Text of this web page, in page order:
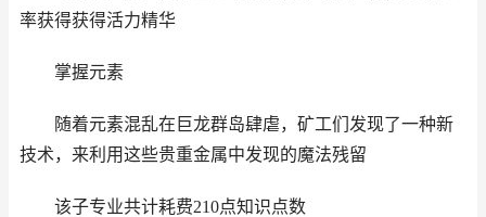
率获得获得活力精华
掌握元素
随着元素混乱在巨龙群岛肆虐，矿工们发现了一种新
技术，来利用这些贵重金属中发现的魔法残留
该子专业共计耗费210点知识点数